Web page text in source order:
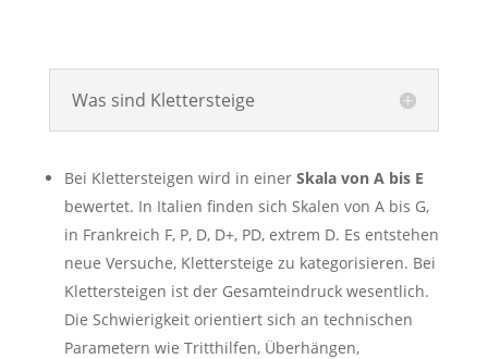
Was sind Klettersteige
Bei Klettersteigen wird in einer Skala von A bis E
bewertet. In Italien finden sich Skalen von A bis G,
in Frankreich F, P, D, D+, PD, extrem D. Es entstehen
neue Versuche, Klettersteige zu kategorisieren. Bei
Klettersteigen ist der Gesamteindruck wesentlich.
Die Schwierigkeit orientiert sich an technischen
Parametern wie Tritthilfen, Überhängen,